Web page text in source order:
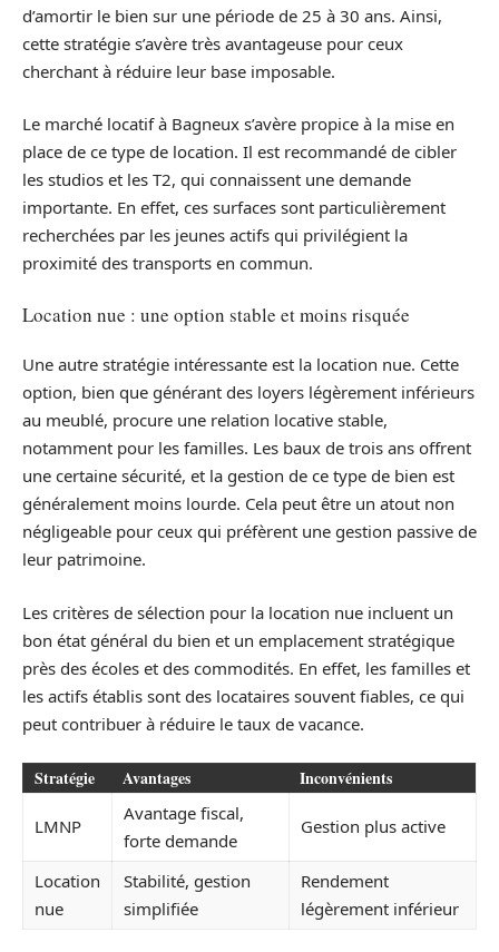
d’amortir le bien sur une période de 25 à 30 ans. Ainsi,
cette stratégie s’avère très avantageuse pour ceux
cherchant à réduire leur base imposable.
Le marché locatif à Bagneux s’avère propice à la mise en
place de ce type de location. Il est recommandé de cibler
les studios et les T2, qui connaissent une demande
importante. En effet, ces surfaces sont particulièrement
recherchées par les jeunes actifs qui privilégient la
proximité des transports en commun.
Location nue : une option stable et moins risquée
Une autre stratégie intéressante est la location nue. Cette
option, bien que générant des loyers légèrement inférieurs
au meublé, procure une relation locative stable,
notamment pour les familles. Les baux de trois ans offrent
une certaine sécurité, et la gestion de ce type de bien est
généralement moins lourde. Cela peut être un atout non
négligeable pour ceux qui préfèrent une gestion passive de
leur patrimoine.
Les critères de sélection pour la location nue incluent un
bon état général du bien et un emplacement stratégique
près des écoles et des commodités. En effet, les familles et
les actifs établis sont des locataires souvent fiables, ce qui
peut contribuer à réduire le taux de vacance.
Stratégie Avantages Inconvénients
LMNP
Avantage fiscal,
forte demande
Gestion plus active
Location
nue
Stabilité, gestion
simplifiée
Rendement
légèrement inférieur